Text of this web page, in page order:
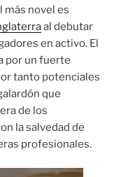
más novel es
al debutar
en activo. El
por un fuerte
tanto potenciales
que
de los
la salvedad de
profesionales.